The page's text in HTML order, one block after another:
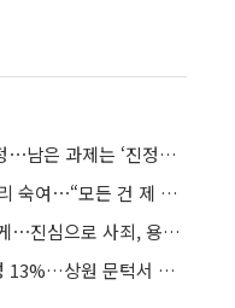
정용진 회장, 공개 사과에 여론 진정⋯남은 과제는 ‘진정성 있는 행보’
카메라 앞에 선 정용진, 세 차례 머리 숙여⋯“모든 건 제 잘못”
고개 숙인 정용진 “모든 책임 저에게⋯진심으로 사죄, 용서 구한다”
美 클래리티 법안 연내 통과 가능성 13%…상원 문턱서 제동